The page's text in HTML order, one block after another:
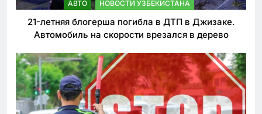
АВТО НОВОСТИ УЗБЕКИСТАНА
21-летняя блогерша погибла в ДТП в Джизаке.
Автомобиль на скорости врезался в дерево